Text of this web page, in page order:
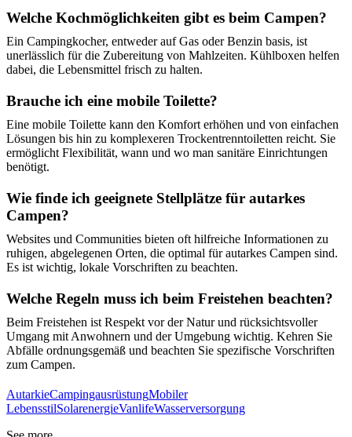
Welche Kochmöglichkeiten gibt es beim Campen?
Ein Campingkocher, entweder auf Gas oder Benzin basis, ist
unerlässlich für die Zubereitung von Mahlzeiten. Kühlboxen helfen
dabei, die Lebensmittel frisch zu halten.
Brauche ich eine mobile Toilette?
Eine mobile Toilette kann den Komfort erhöhen und von einfachen
Lösungen bis hin zu komplexeren Trockentrenntoiletten reicht. Sie
ermöglicht Flexibilität, wann und wo man sanitäre Einrichtungen
benötigt.
Wie finde ich geeignete Stellplätze für autarkes
Campen?
Websites und Communities bieten oft hilfreiche Informationen zu
ruhigen, abgelegenen Orten, die optimal für autarkes Campen sind.
Es ist wichtig, lokale Vorschriften zu beachten.
Welche Regeln muss ich beim Freistehen beachten?
Beim Freistehen ist Respekt vor der Natur und rücksichtsvoller
Umgang mit Anwohnern und der Umgebung wichtig. Kehren Sie
Abfälle ordnungsgemäß und beachten Sie spezifische Vorschriften
zum Campen.
AutarkieCampingausrüstungMobiler
LebensstilSolarenergieVanlifeWasserversorgung